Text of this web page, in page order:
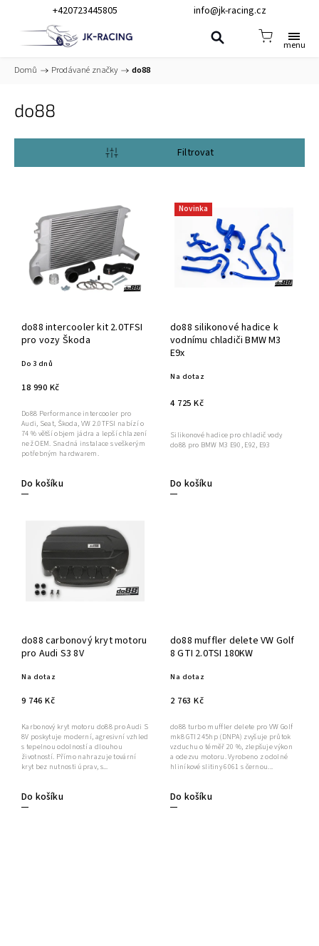
+420723445805 info@jk-racing.cz
Domů / Prodávané značky / do88
do88
Otevřít filtr
do88 intercooler kit 2.0TFSI
pro vozy Škoda
Do 3 dnů
18 990 Kč
Do košíku
Do88 Performance intercooler pro
Audi, Seat, Škoda, VW 2.0TFSI nabízí o
74 % větší objem jádra a lepší chlazení
než OEM. Snadná instalace s veškerým
potřebným hardwarem.
Novinka
do88 silikonové hadice k
vodnímu chladiči BMW M3
E9x
Na dotaz
4 725 Kč
Do košíku
Silikonové hadice pro chladič vody
do88 pro BMW M3 E90, E92, E93
do88 carbonový kryt motoru
pro Audi S3 8V
Na dotaz
9 746 Kč
Do košíku
Karbonový kryt motoru do88 pro Audi S
8V poskytuje moderní, agresivní vzhled
s tepelnou odolností a dlouhou
životností. Přímo nahrazuje tovární
kryt bez nutnosti úprav, s...
do88 muffler delete VW Golf
8 GTI 2.0TSI 180KW
Na dotaz
2 763 Kč
Do košíku
do88 turbo muffler delete pro VW Golf
mk8 GTI 245hp (DNPA) zvyšuje průtok
vzduchu o téměř 20 %, zlepšuje výkon
a odezvu motoru. Vyrobeno z odolné
hliníkové slitiny 6061 s černou...